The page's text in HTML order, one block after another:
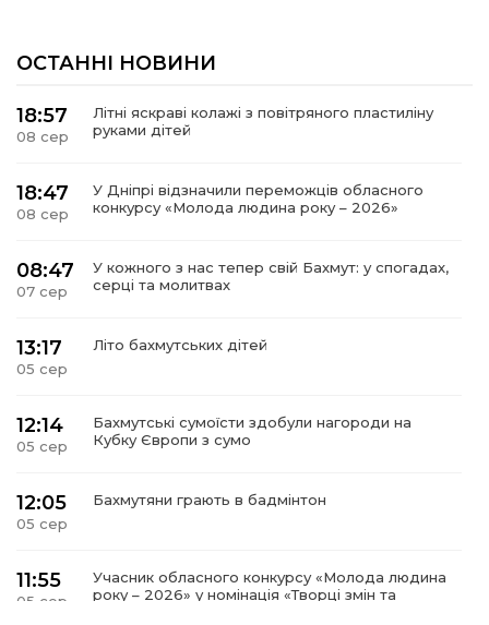
ОСТАННІ НОВИНИ
18:57
08 сер
Літні яскраві колажі з повітряного пластиліну
руками дітей
18:47
08 сер
У Дніпрі відзначили переможців обласного
конкурсу «Молода людина року – 2026»
08:47
07 сер
У кожного з нас тепер свій Бахмут: у спогадах,
серці та молитвах
13:17
05 сер
Літо бахмутських дітей
12:14
05 сер
Бахмутські сумоїсти здобули нагороди на
Кубку Європи з сумо
12:05
05 сер
Бахмутяни грають в бадмінтон
11:55
05 сер
Учасник обласного конкурсу «Молода людина
року – 2026» у номінація «Творці змін та